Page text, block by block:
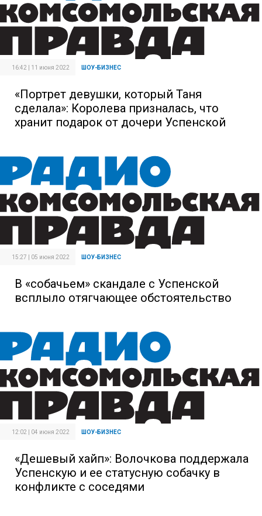
16:42 | 11 июня 2022 ШОУ-БИЗНЕС
«Портрет девушки, который Таня
сделала»: Королева призналась, что
хранит подарок от дочери Успенской
15:27 | 05 июня 2022 ШОУ-БИЗНЕС
В «собачьем» скандале с Успенской
всплыло отягчающее обстоятельство
12:02 | 04 июня 2022 ШОУ-БИЗНЕС
«Дешевый хайп»: Волочкова поддержала
Успенскую и ее статусную собачку в
конфликте с соседями